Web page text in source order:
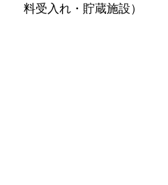
料受入れ・貯蔵施設）